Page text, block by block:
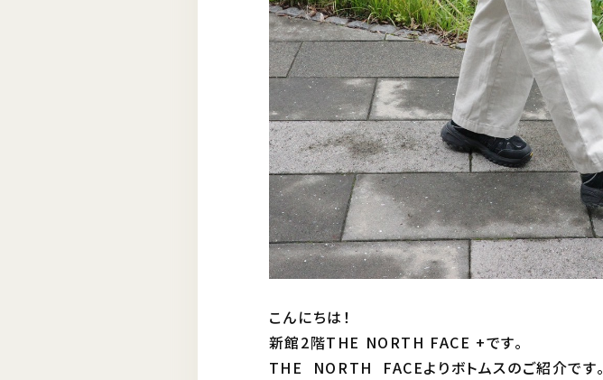
こんにちは！
新館2階THE NORTH FACE +です。
THE NORTH FACEよりボトムスのご紹介です。